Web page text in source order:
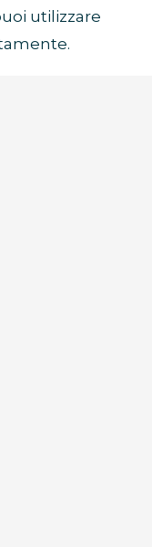
utilizzare